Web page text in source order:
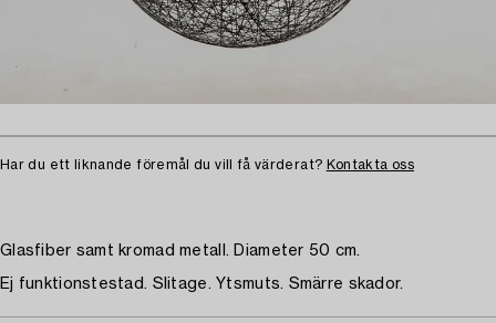
Har du ett liknande föremål du vill få värderat? Kontakta oss
Glasfiber samt kromad metall. Diameter 50 cm.
Ej funktionstestad. Slitage. Ytsmuts. Smärre skador.